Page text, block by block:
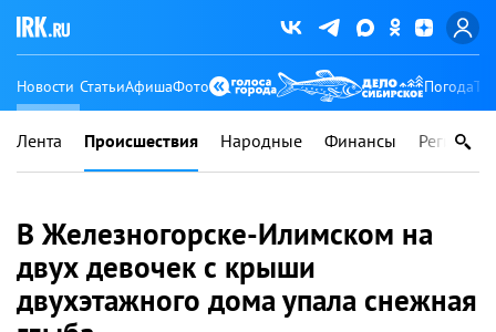
Новости СтатьиАфишаФото Погода
Лента Происшествия Народные Финансы Регионы
В Железногорске-Илимском на
двух девочек с крыши
двухэтажного дома упала снежная